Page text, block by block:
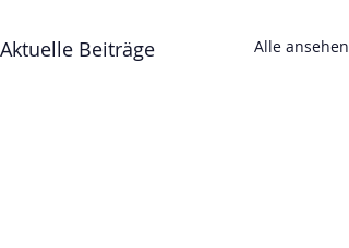
Aktuelle Beiträge Alle ansehen